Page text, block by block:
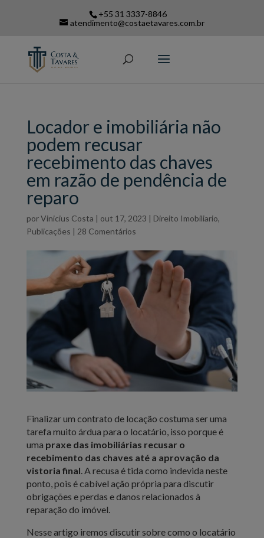
+55 31 3337-8846
atendimento@costaetavares.com.br
Locador e imobiliária não
podem recusar
recebimento das chaves
em razão de pendência de
reparo
porVinicius Costa | out 17, 2023 | Direito Imobiliario,
Publicações | 28 Comentários
Finalizar um contrato de locação costuma ser uma
tarefa muito árdua para o locatário, isso porque é
uma praxe das imobiliárias recusar o
recebimento das chaves até a aprovação da
vistoria final. A recusa é tida como indevida neste
ponto, pois é cabível ação própria para discutir
obrigações e perdas e danos relacionados à
reparação do imóvel.
Nesse artigo iremos discutir sobre como o locatário